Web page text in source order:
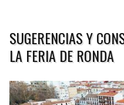
SUGERENCIAS Y
LA FERIA DE RONDA